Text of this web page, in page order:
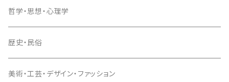
哲学・思想・心理学
歴史・民俗
美術・工芸・デザイン・ファッション